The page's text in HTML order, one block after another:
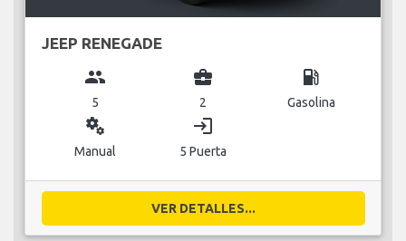
JEEP RENEGADE
group
5
business_center
2
local_gas_station
Gasolina
miscellaneous_services
Manual
login
5 Puerta
VER DETALLES...